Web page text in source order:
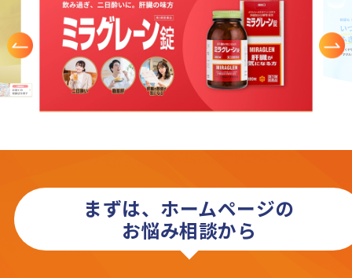
まずは、ホームページの
お悩み相談から